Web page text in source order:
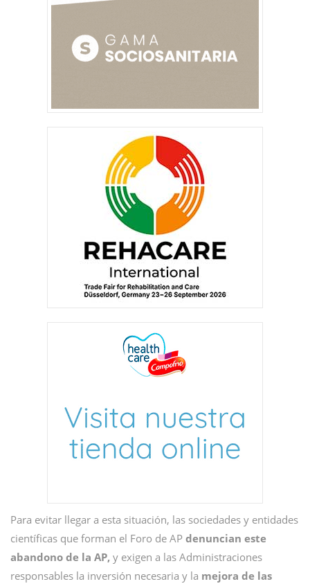
Para evitar llegar a esta situación, las sociedades y entidades
científicas que forman el Foro de AP denuncian este
abandono de la AP, y exigen a las Administraciones
responsables la inversión necesaria y la mejora de las